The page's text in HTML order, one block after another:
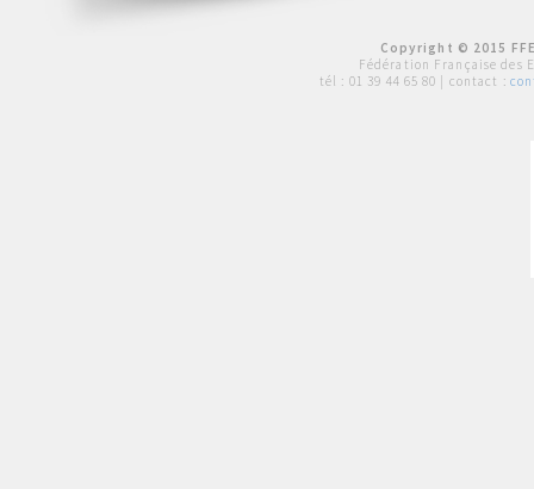
Copyright © 2015
Fédération Française des
tél : 01 39 44 65 80 | contact :